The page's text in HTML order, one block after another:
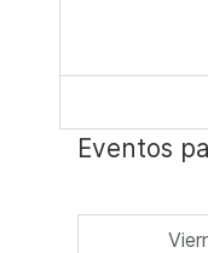
Eventos